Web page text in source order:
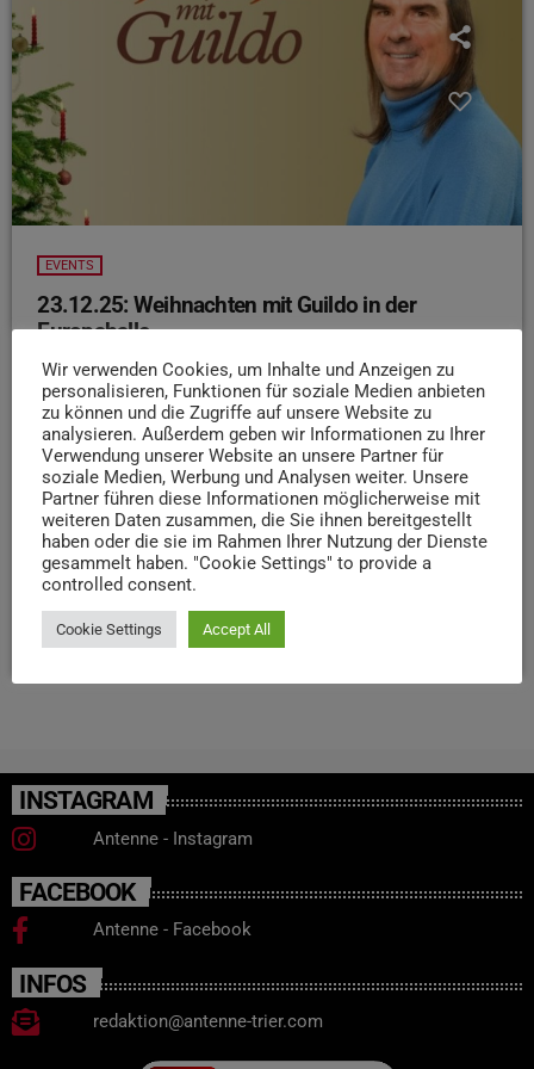
EVENTS
23.12.25: Weihnachten mit Guildo in der
Europahalle
Es ist mal wieder Zeit für eine Trierer
Weihnachtstradition: „Guildo Horn und Die
orthopädischen Strümpfe“
Die Band sorgt heute
Abend in der Europahalle für eine ordentliche Portion
weihnachtliche Stimmung! Mit traditionellen Liedern,
verrockten Popklassikern und Schlagerhits entführet sie
das Publikum in eine fröhliche, musikalische
Weihnachtswelt. Beginn ist 20 Uhr und Tickets findet ihr
bei Ticketmaster.
23. DEZEMBER 2025 52
INSTAGRAM
Antenne - Instagram
FACEBOOK
Antenne - Facebook
INFOS
redaktion@antenne-trier.com
Wir verwenden Cookies, um Inhalte und Anzeigen zu
personalisieren, Funktionen für soziale Medien anbieten
zu können und die Zugriffe auf unsere Website zu
analysieren. Außerdem geben wir Informationen zu Ihrer
Verwendung unserer Website an unsere Partner für
soziale Medien, Werbung und Analysen weiter. Unsere
Partner führen diese Informationen möglicherweise mit
weiteren Daten zusammen, die Sie ihnen bereitgestellt
haben oder die sie im Rahmen Ihrer Nutzung der Dienste
gesammelt haben. "Cookie Settings" to provide a
controlled consent.
Cookie Settings Accept All